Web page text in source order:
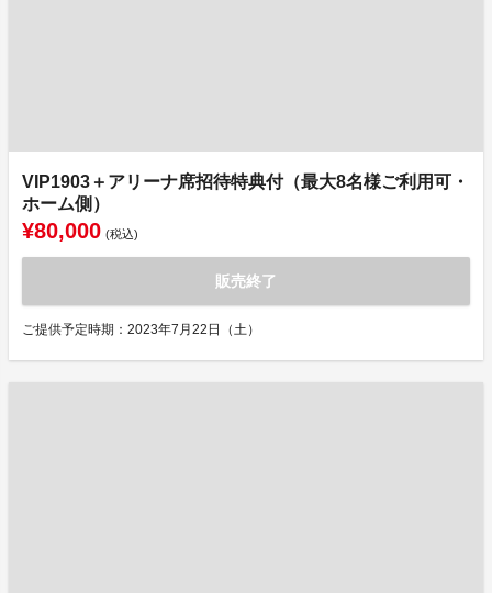
VIP1903＋アリーナ席招待特典付（最大8名様ご利用可・
ホーム側）
¥80,000 (税込)
販売終了
ご提供予定時期：2023年7月22日（土）